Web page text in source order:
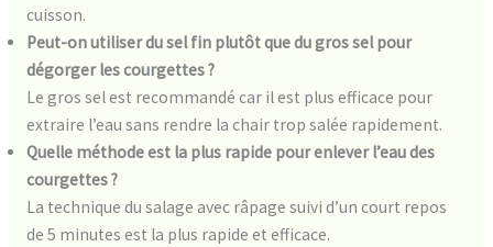
cuisson.
Peut-on utiliser du sel fin plutôt que du gros sel pour
dégorger les courgettes ?
Le gros sel est recommandé car il est plus efficace pour
extraire l’eau sans rendre la chair trop salée rapidement.
Quelle méthode est la plus rapide pour enlever l’eau des
courgettes ?
La technique du salage avec râpage suivi d’un court repos
de 5 minutes est la plus rapide et efficace.